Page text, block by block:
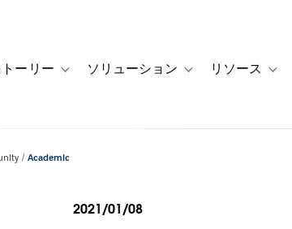
for 製品
ーリー Toggle sub-navigation for カスタマーストーリー
ソリューション Toggle sub-navigation
リソース
Academic
2021/01/08